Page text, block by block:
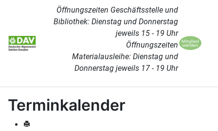
Öffnungszeiten Geschäftsstelle und
Bibliothek: Dienstag und Donnerstag
jeweils 15 - 19 Uhr
Öffnungszeiten
Materialausleihe: Dienstag und
Donnerstag jeweils 17 - 19 Uhr
Terminkalender